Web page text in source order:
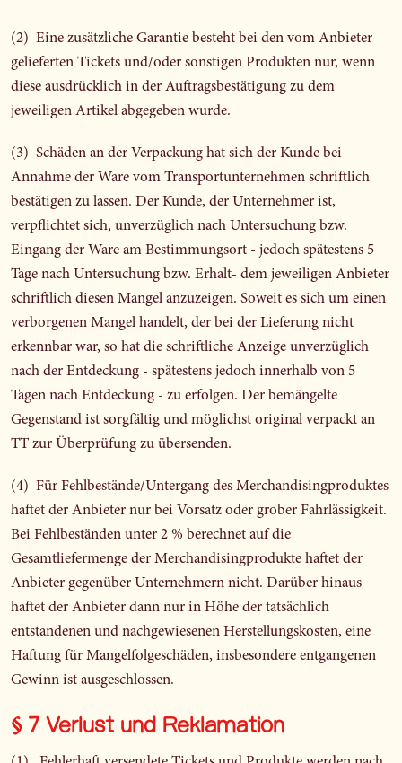
(2) Eine zusätzliche Garantie besteht bei den vom Anbieter
gelieferten Tickets und/oder sonstigen Produkten nur, wenn
diese ausdrücklich in der Auftragsbestätigung zu dem
jeweiligen Artikel abgegeben wurde.
(3) Schäden an der Verpackung hat sich der Kunde bei
Annahme der Ware vom Transportunternehmen schriftlich
bestätigen zu lassen. Der Kunde, der Unternehmer ist,
verpflichtet sich, unverzüglich nach Untersuchung bzw.
Eingang der Ware am Bestimmungsort - jedoch spätestens 5
Tage nach Untersuchung bzw. Erhalt- dem jeweiligen Anbieter
schriftlich diesen Mangel anzuzeigen. Soweit es sich um einen
verborgenen Mangel handelt, der bei der Lieferung nicht
erkennbar war, so hat die schriftliche Anzeige unverzüglich
nach der Entdeckung - spätestens jedoch innerhalb von 5
Tagen nach Entdeckung - zu erfolgen. Der bemängelte
Gegenstand ist sorgfältig und möglichst original verpackt an
TT zur Überprüfung zu übersenden.
(4) Für Fehlbestände/Untergang des Merchandisingproduktes
haftet der Anbieter nur bei Vorsatz oder grober Fahrlässigkeit.
Bei Fehlbeständen unter 2 % berechnet auf die
Gesamtliefermenge der Merchandisingprodukte haftet der
Anbieter gegenüber Unternehmern nicht. Darüber hinaus
haftet der Anbieter dann nur in Höhe der tatsächlich
entstandenen und nachgewiesenen Herstellungskosten, eine
Haftung für Mangelfolgeschäden, insbesondere entgangenen
Gewinn ist ausgeschlossen.
§ 7 Verlust und Reklamation